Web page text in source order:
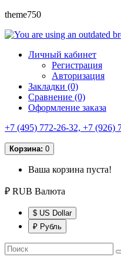
theme750
Личный кабинет
Регистрация
Авторизация
Закладки (0)
Сравнение (0)
Оформление заказа
+7 (495) 772-26-32, +7 (926)
Корзина: 0
Ваша корзина пуста!
₽ RUB Валюта
$ US Dollar
₽ Рубль